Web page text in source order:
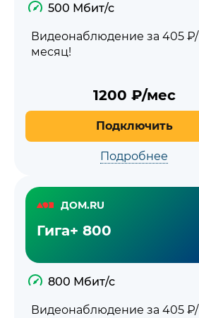
500 Мбит/с
Видеонаблюдение за 405 ₽/
месяц!
1200 ₽/мес
Подключить
Подробнее
ДОМ.RU
Гига+ 800
800 Мбит/с
Видеонаблюдение за 405 ₽/